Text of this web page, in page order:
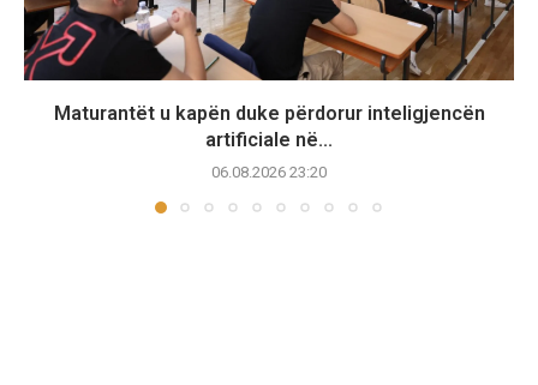
Maturantët u kapën duke përdorur inteligjencën
artificiale në...
06.08.2026 23:20